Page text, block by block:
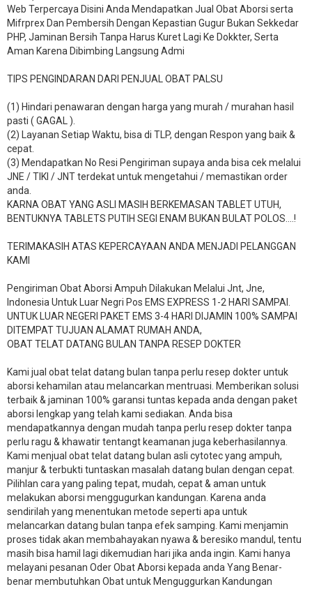
Web Terpercaya Disini Anda Mendapatkan Jual Obat Aborsi serta
Mifrprex Dan Pembersih Dengan Kepastian Gugur Bukan Sekkedar
PHP, Jaminan Bersih Tanpa Harus Kuret Lagi Ke Dokkter, Serta
Aman Karena Dibimbing Langsung Admi
TIPS PENGINDARAN DARI PENJUAL OBAT PALSU
(1) Hindari penawaran dengan harga yang murah / murahan hasil
pasti ( GAGAL ).
(2) Layanan Setiap Waktu, bisa di TLP, dengan Respon yang baik &
cepat.
(3) Mendapatkan No Resi Pengiriman supaya anda bisa cek melalui
JNE / TIKI / JNT terdekat untuk mengetahui / memastikan order
anda.
KARNA OBAT YANG ASLI MASIH BERKEMASAN TABLET UTUH,
BENTUKNYA TABLETS PUTIH SEGI ENAM BUKAN BULAT POLOS….!
TERIMAKASIH ATAS KEPERCAYAAN ANDA MENJADI PELANGGAN
KAMI
Pengiriman Obat Aborsi Ampuh Dilakukan Melalui Jnt, Jne,
Indonesia Untuk Luar Negri Pos EMS EXPRESS 1-2 HARI SAMPAI.
UNTUK LUAR NEGERI PAKET EMS 3-4 HARI DIJAMIN 100% SAMPAI
DITEMPAT TUJUAN ALAMAT RUMAH ANDA,
OBAT TELAT DATANG BULAN TANPA RESEP DOKTER
Kami jual obat telat datang bulan tanpa perlu resep dokter untuk
aborsi kehamilan atau melancarkan mentruasi. Memberikan solusi
terbaik & jaminan 100% garansi tuntas kepada anda dengan paket
aborsi lengkap yang telah kami sediakan. Anda bisa
mendapatkannya dengan mudah tanpa perlu resep dokter tanpa
perlu ragu & khawatir tentangt keamanan juga keberhasilannya.
Kami menjual obat telat datang bulan asli cytotec yang ampuh,
manjur & terbukti tuntaskan masalah datang bulan dengan cepat.
Pilihlan cara yang paling tepat, mudah, cepat & aman untuk
melakukan aborsi menggugurkan kandungan. Karena anda
sendirilah yang menentukan metode seperti apa untuk
melancarkan datang bulan tanpa efek samping. Kami menjamin
proses tidak akan membahayakan nyawa & beresiko mandul, tentu
masih bisa hamil lagi dikemudian hari jika anda ingin. Kami hanya
melayani pesanan Oder Obat Aborsi kepada anda Yang Benar-
benar membutuhkan Obat untuk Menguggurkan Kandungan